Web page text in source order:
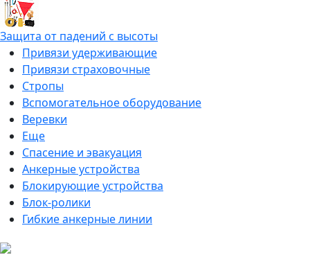
Защита от падений с высоты
Привязи удерживающие
Привязи страховочные
Стропы
Вспомогательное оборудование
Веревки
Еще
Спасение и эвакуация
Анкерные устройства
Блокирующие устройства
Блок-ролики
Гибкие анкерные линии